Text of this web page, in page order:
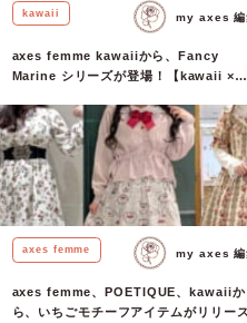
kawaii
axes femme kawaiiから、Fancy
Marine シリーズが登場！【kawaii ×
my axes 編
axes femme
axes femme、POETIQUE、kawaiiか
ら、いちごモチーフアイテムがリリー
my axes 編